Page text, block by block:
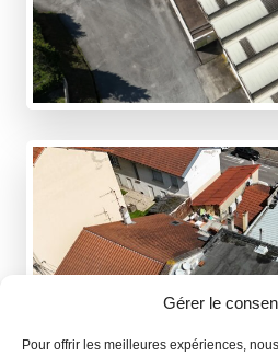
Gérer le
Pour offrir les meilleures expériences,